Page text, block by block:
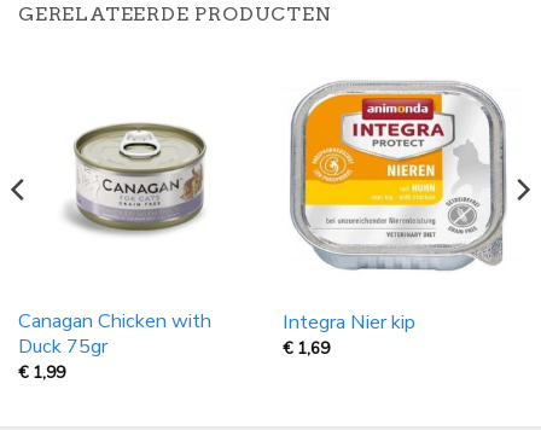
GERELATEERDE PRODUCTEN
Canagan Chicken with
Duck 75gr
€ 1,99
Integra Nier kip
€ 1,69